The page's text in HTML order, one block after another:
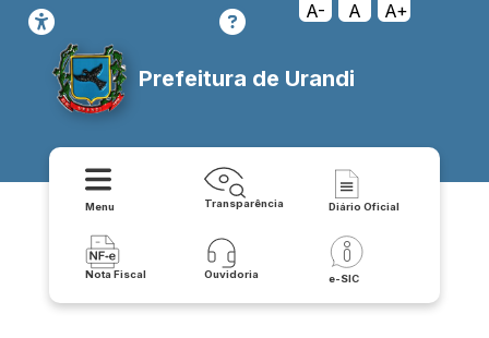
A- A A+
Prefeitura de Urandi
Menu Transparência Diário Oficial
Nota Fiscal Ouvidoria e-SIC